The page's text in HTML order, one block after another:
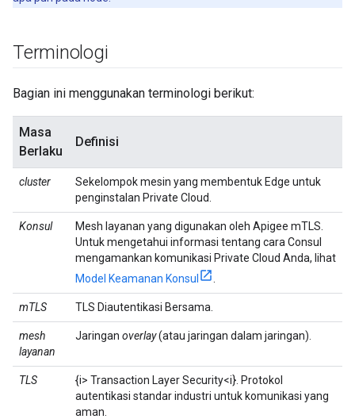
Terminologi
Bagian ini menggunakan terminologi berikut:
Masa
Berlaku
Definisi
cluster
Sekelompok mesin yang membentuk Edge untuk
penginstalan Private Cloud.
Konsul
Mesh layanan yang digunakan oleh Apigee mTLS.
Untuk mengetahui informasi tentang cara Consul
mengamankan komunikasi Private Cloud Anda, lihat
Model Keamanan Konsul
mTLS TLS Diautentikasi Bersama.
mesh
layanan
Jaringan overlay(atau jaringan dalam jaringan).
TLS
{i> Transaction Layer Security<i}. Protokol
autentikasi standar industri untuk komunikasi yang
aman.